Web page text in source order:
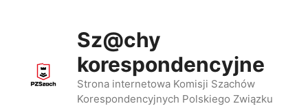
Sz@chy
korespondencyjne
Strona internetowa Komisji Szachów
Korespondencyjnych Polskiego Związku